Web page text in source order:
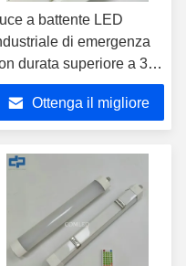
a battente LED
di emergenza
durata superiore a 3
apparecchio lineare a
IP20 per installazione
sospensione,
di
per
con luce lineare
emergenza da 110-
w
Ottenga il migliore